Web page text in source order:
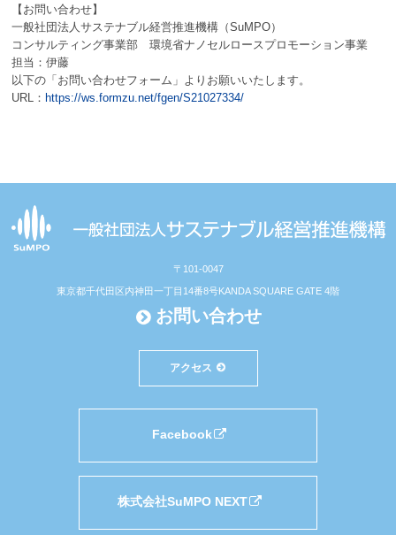
【お問い合わせ】
一般社団法人サステナブル経営推進機構（SuMPO）
コンサルティング事業部 環境省ナノセルロースプロモーション事業
担当：伊藤
以下の「お問い合わせフォーム」よりお願いいたします。
URL： https://ws.formzu.net/fgen/S21027334/
〒101-0047
東京都千代田区内神田一丁目14番8号KANDA SQUARE GATE 4階
お問い合わせ
アクセス
Facebook
株式会社SuMPO NEXT